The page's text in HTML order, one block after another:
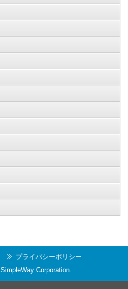
プライバシーポリシー
SimpleWay Corporation